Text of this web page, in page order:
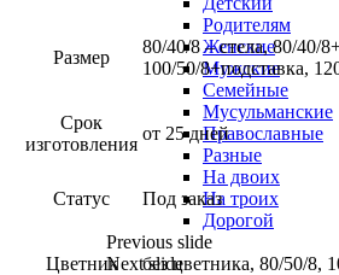
Родителям
Женские
Мужские
Семейные
Мусульманские
Православные
Разные
На двоих
На троих
Дорогой
Previous slide
Next slide
Размер
80/40/8 – стела, 80/40/
100/50/8+подставка,
Срок
изготовления
от 25 дней
Статус Под заказ
Цветник без цветника, 80/50/8,